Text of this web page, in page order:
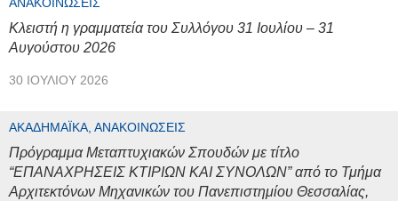
ΑΝΑΚΟΙΝΏΣΕΙΣ
Κλειστή η γραμματεία του Συλλόγου 31 Ιουλίου – 31
Αυγούστου 2026
30 ΙΟΥΛΊΟΥ 2026
ΑΚΑΔΗΜΑΪΚΆ, ΑΝΑΚΟΙΝΏΣΕΙΣ
Πρόγραμμα Μεταπτυχιακών Σπουδών με τίτλο
“ΕΠΑΝΑΧΡΗΣΕΙΣ ΚΤΙΡΙΩΝ ΚΑΙ ΣΥΝΟΛΩΝ” από το Τμήμα
Αρχιτεκτόνων Μηχανικών του Πανεπιστημίου Θεσσαλίας,